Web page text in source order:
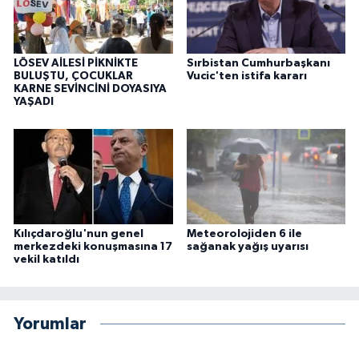
LÖSEV AİLESİ PİKNİKTE
BULUŞTU, ÇOCUKLAR
KARNE SEVİNCİNİ DOYASIYA
YAŞADI
Sırbistan Cumhurbaşkanı
Vucic'ten istifa kararı
Kılıçdaroğlu'nun genel
merkezdeki konuşmasına 17
vekil katıldı
Meteorolojiden 6 ile
sağanak yağış uyarısı
Yorumlar